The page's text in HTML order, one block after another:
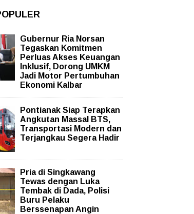
Gubernur Ria Norsan
Tegaskan Komitmen
Perluas Akses Keuangan
Inklusif, Dorong UMKM
Jadi Motor Pertumbuhan
Ekonomi Kalbar
Pontianak Siap Terapkan
Angkutan Massal BTS,
Transportasi Modern dan
Terjangkau Segera Hadir
Pria di Singkawang
Tewas dengan Luka
Tembak di Dada, Polisi
Buru Pelaku
Berssenapan Angin